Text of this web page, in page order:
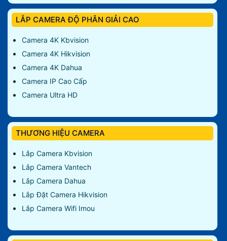
LẮP CAMERA ĐỘ PHÂN GIẢI CAO
Camera 4K Kbvision
Camera 4K Hikvision
Camera 4K Dahua
Camera IP Cao Cấp
Camera Ultra HD
THƯƠNG HIỆU CAMERA
Lắp Camera Kbvision
Lắp Camera Vantech
Lắp Camera Dahua
Lắp Đặt Camera Hikvision
Lắp Camera Wifi Imou